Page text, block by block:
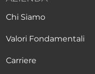
Chi Siamo
Valori Fondamentali
Carriere